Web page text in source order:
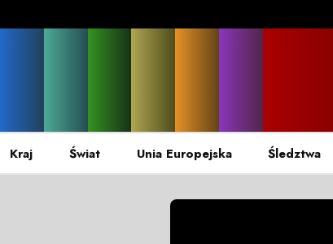
Kraj Świat Unia Europejska Śledztwa